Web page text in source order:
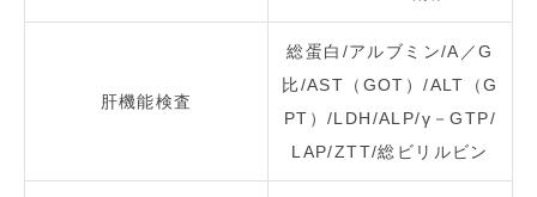
肝機能検査
総蛋白/アルブミン/A／G
比/AST（GOT）/ALT（G
PT）/LDH/ALP/γ－GTP/
LAP/ZTT/総ビリルビン